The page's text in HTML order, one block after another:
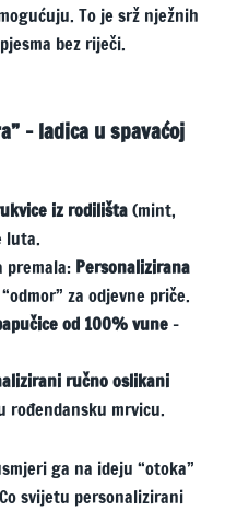
To je srž nježnih
bez riječi.
– ladica u spavaćoj
iz rodilišta(mint,
luta.
premala: Personalizirana
“odmor” za odjevne priče.
od 100% vune–
ručno oslikani
rođendansku mrvicu.
ga na ideju “otoka”
svijetu personalizirani